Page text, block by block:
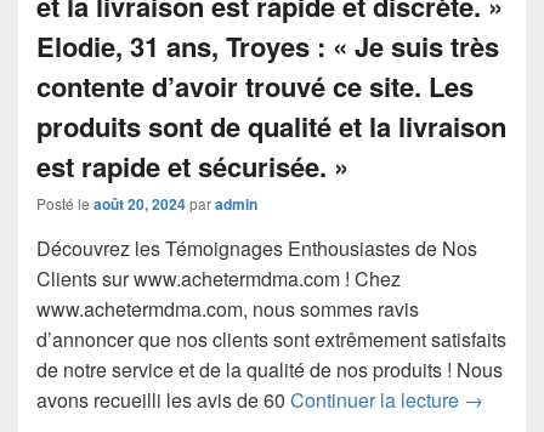
Posté le août 20, 2024paradmin
Découvrez les Témoignages Enthousiastes de Nos
Clients sur www.achetermdma.com ! Chez
www.achetermdma.com, nous sommes ravis
d’annoncer que nos clients sont extrêmement satisfaits
de notre service et de la qualité de nos produits ! Nous
avons recueilli les avis de 60 Continuer la lecture →